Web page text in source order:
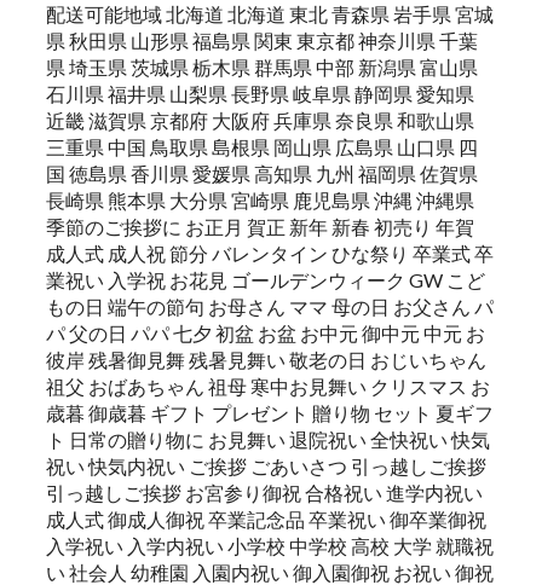
配送可能地域 北海道 北海道 東北 青森県 岩手県 宮城
県 秋田県 山形県 福島県 関東 東京都 神奈川県 千葉
県 埼玉県 茨城県 栃木県 群馬県 中部 新潟県 富山県
石川県 福井県 山梨県 長野県 岐阜県 静岡県 愛知県
近畿 滋賀県 京都府 大阪府 兵庫県 奈良県 和歌山県
三重県 中国 鳥取県 島根県 岡山県 広島県 山口県 四
国 徳島県 香川県 愛媛県 高知県 九州 福岡県 佐賀県
長崎県 熊本県 大分県 宮崎県 鹿児島県 沖縄 沖縄県
季節のご挨拶に お正月 賀正 新年 新春 初売り 年賀
成人式 成人祝 節分 バレンタイン ひな祭り 卒業式 卒
業祝い 入学祝 お花見 ゴールデンウィーク GW こど
もの日 端午の節句 お母さん ママ 母の日 お父さん パ
パ 父の日 パパ 七夕 初盆 お盆 お中元 御中元 中元 お
彼岸 残暑御見舞 残暑見舞い 敬老の日 おじいちゃん
祖父 おばあちゃん 祖母 寒中お見舞い クリスマス お
歳暮 御歳暮 ギフト プレゼント 贈り物 セット 夏ギフ
ト 日常の贈り物に お見舞い 退院祝い 全快祝い 快気
祝い 快気内祝い ご挨拶 ごあいさつ 引っ越しご挨拶
引っ越しご挨拶 お宮参り御祝 合格祝い 進学内祝い
成人式 御成人御祝 卒業記念品 卒業祝い 御卒業御祝
入学祝い 入学内祝い 小学校 中学校 高校 大学 就職祝
い 社会人 幼稚園 入園内祝い 御入園御祝 お祝い 御祝